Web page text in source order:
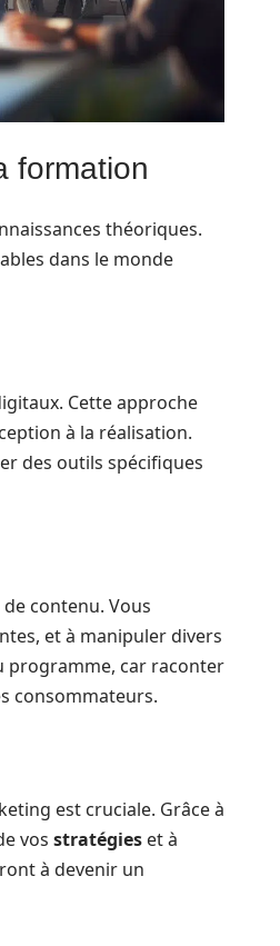
formation
théoriques.
dans le monde
Cette approche
à la réalisation.
des outils spécifiques
contenu. Vous
et à manipuler divers
programme, car raconter
consommateurs.
est cruciale. Grâce à
vos stratégies et à
à devenir un